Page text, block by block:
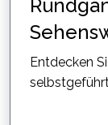
Entdecken